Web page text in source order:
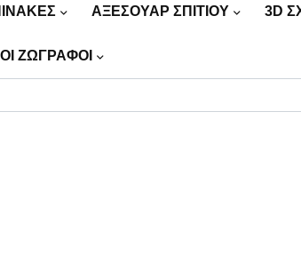
ΑΞΕΣΟΥΑΡ ΣΠΙΤΙΟΥ 3D
ΖΩΓΡΑΦΟΙ